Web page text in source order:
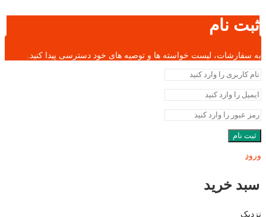
ثبت نام
به سفارشات، لیست خواسته ها و توصیه های خود دسترسی پیدا کنید.
ثبت نام
ورود
سبد خرید
نزدیک